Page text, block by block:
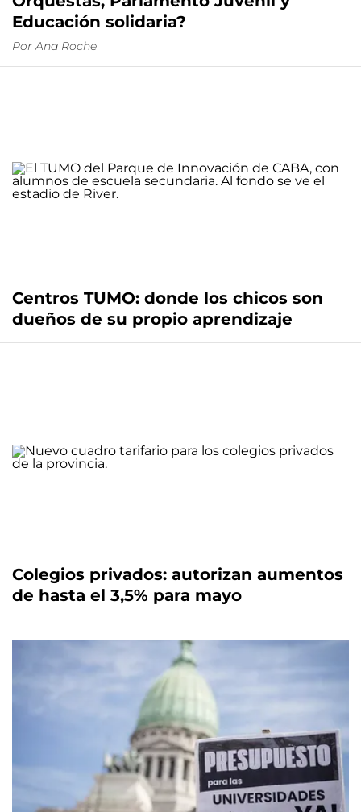
Educación solidaria?
Por Ana Roche
Centros TUMO: donde los chicos son
dueños de su propio aprendizaje
Colegios privados: autorizan aumentos
de hasta el 3,5% para mayo